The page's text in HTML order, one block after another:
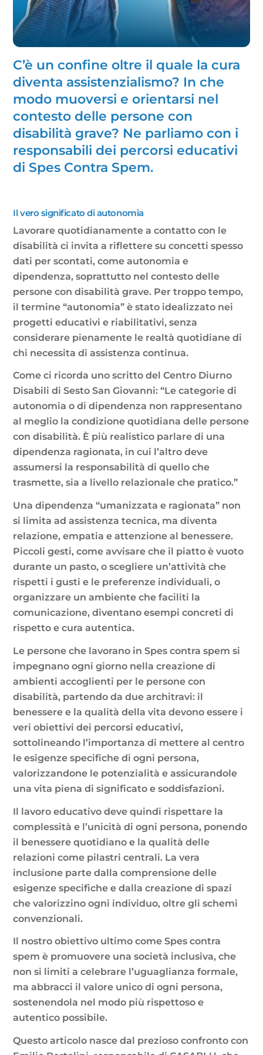
C’è un confine oltre il quale la cura
diventa assistenzialismo? In che
modo muoversi e orientarsi nel
contesto delle persone con
disabilità grave? Ne parliamo con i
responsabili dei percorsi educativi
di Spes Contra Spem.
Il vero significato di autonomia
Lavorare quotidianamente a contatto con le
disabilità ci invita a riflettere su concetti spesso
dati per scontati, come autonomia e
dipendenza, soprattutto nel contesto delle
persone con disabilità grave. Per troppo tempo,
il termine “autonomia” è stato idealizzato nei
progetti educativi e riabilitativi, senza
considerare pienamente le realtà quotidiane di
chi necessita di assistenza continua.
Come ci ricorda uno scritto del Centro Diurno
Disabili di Sesto San Giovanni: “Le categorie di
autonomia o di dipendenza non rappresentano
al meglio la condizione quotidiana delle persone
con disabilità. È più realistico parlare di una
dipendenza ragionata, in cui l’altro deve
assumersi la responsabilità di quello che
trasmette, sia a livello relazionale che pratico.”
Una dipendenza “umanizzata e ragionata” non
si limita ad assistenza tecnica, ma diventa
relazione, empatia e attenzione al benessere.
Piccoli gesti, come avvisare che il piatto è vuoto
durante un pasto, o scegliere un’attività che
rispetti i gusti e le preferenze individuali, o
organizzare un ambiente che faciliti la
comunicazione, diventano esempi concreti di
rispetto e cura autentica.
Le persone che lavorano in Spes contra spem si
impegnano ogni giorno nella creazione di
ambienti accoglienti per le persone con
disabilità, partendo da due architravi: il
benessere e la qualità della vita devono essere i
veri obiettivi dei percorsi educativi,
sottolineando l’importanza di mettere al centro
le esigenze specifiche di ogni persona,
valorizzandone le potenzialità e assicurandole
una vita piena di significato e soddisfazioni.
Il lavoro educativo deve quindi rispettare la
complessità e l’unicità di ogni persona, ponendo
il benessere quotidiano e la qualità delle
relazioni come pilastri centrali. La vera
inclusione parte dalla comprensione delle
esigenze specifiche e dalla creazione di spazi
che valorizzino ogni individuo, oltre gli schemi
convenzionali.
Il nostro obiettivo ultimo come Spes contra
spem è promuovere una società inclusiva, che
non si limiti a celebrare l’uguaglianza formale,
ma abbracci il valore unico di ogni persona,
sostenendola nel modo più rispettoso e
autentico possibile.
Questo articolo nasce dal prezioso confronto con